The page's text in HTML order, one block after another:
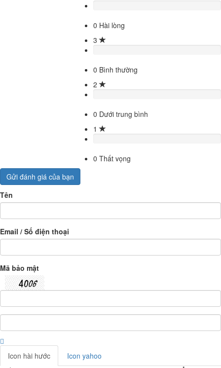
0 Hài lòng
3
0 Bình thường
2
0 Dưới trung bình
1
0 Thất vọng
Gửi đánh giá của bạn
Tên
Email / Số điện thoại
Mã bảo mật
Icon hài hước Icon yahoo